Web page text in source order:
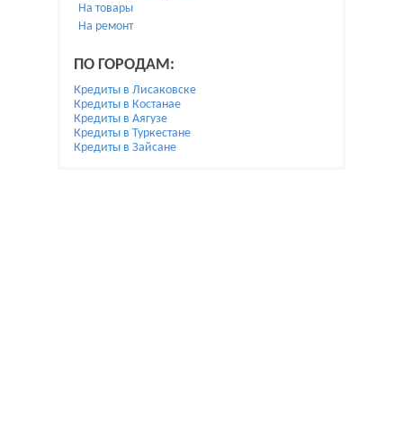
На товары
На ремонт
ПО ГОРОДАМ:
Кредиты в Лисаковске
Кредиты в Костанае
Кредиты в Аягузе
Кредиты в Туркестане
Кредиты в Зайсане